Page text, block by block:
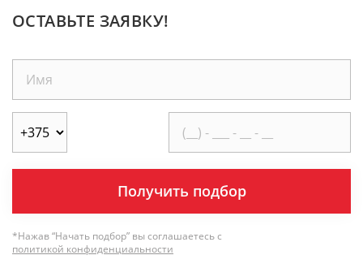
ОСТАВЬТЕ ЗАЯВКУ!
Получить подбор
*Нажав “Начать подбор” вы соглашаетесь с
политикой конфиденциальности